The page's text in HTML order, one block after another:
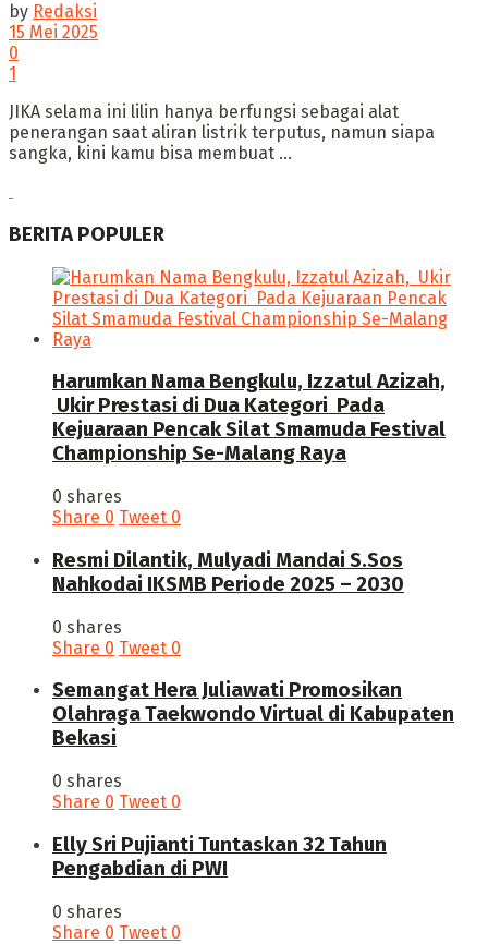
by Redaksi
15 Mei 2025
0
1
‎JIKA selama ini lilin hanya berfungsi sebagai alat
penerangan saat aliran listrik terputus, namun siapa
sangka, kini kamu bisa membuat ...
BERITA POPULER
Harumkan Nama Bengkulu, Izzatul Azizah,
Ukir Prestasi di Dua Kategori Pada
Kejuaraan Pencak Silat Smamuda Festival
Championship Se-Malang Raya
0 shares
Share 0 Tweet 0
Resmi Dilantik, Mulyadi Mandai S.Sos
Nahkodai IKSMB Periode 2025 – 2030
0 shares
Share 0 Tweet 0
Semangat Hera Juliawati Promosikan
Olahraga Taekwondo Virtual di Kabupaten
Bekasi
0 shares
Share 0 Tweet 0
Elly Sri Pujianti Tuntaskan 32 Tahun
Pengabdian di PWI
0 shares
Share 0 Tweet 0